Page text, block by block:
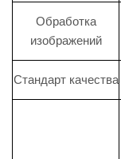
Обработка
изображений
Стандарт качества